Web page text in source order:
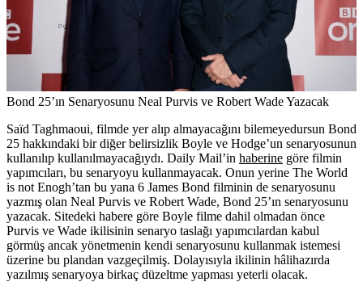
Bond 25’ın Senaryosunu Neal Purvis ve Robert Wade Yazacak
Saïd Taghmaoui, filmde yer alıp almayacağını bilemeyedursun Bond
25 hakkındaki bir diğer belirsizlik Boyle ve Hodge’un senaryosunun
kullanılıp kullanılmayacağıydı. Daily Mail’in haberine göre filmin
yapımcıları, bu senaryoyu kullanmayacak. Onun yerine The World
is not Enogh’tan bu yana 6 James Bond filminin de senaryosunu
yazmış olan Neal Purvis ve Robert Wade, Bond 25’ın senaryosunu
yazacak. Sitedeki habere göre Boyle filme dahil olmadan önce
Purvis ve Wade ikilisinin senaryo taslağı yapımcılardan kabul
görmüş ancak yönetmenin kendi senaryosunu kullanmak istemesi
üzerine bu plandan vazgeçilmiş. Dolayısıyla ikilinin hâlihazırda
yazılmış senaryoya birkaç düzeltme yapması yeterli olacak.